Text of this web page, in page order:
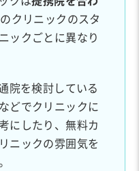
クリニックのスタ
ックごとに異なり
院を検討している
どでクリニックに
にしたり、無料カ
ニックの雰囲気を